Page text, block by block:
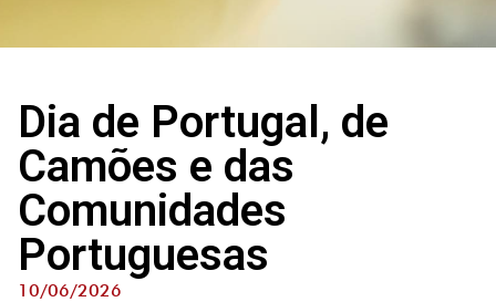
Dia de Portugal, de
Camões e das
Comunidades
Portuguesas
10/06/2026